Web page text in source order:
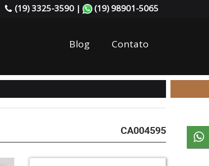
(19) 3325-3590 | (19) 98901-5065
Blog Contato
CA004595